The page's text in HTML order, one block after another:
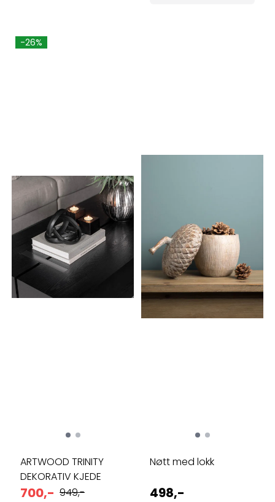
-26%
ARTWOOD TRINITY
DEKORATIV KJEDE
700,- 949,-
Nøtt med lokk
498,-